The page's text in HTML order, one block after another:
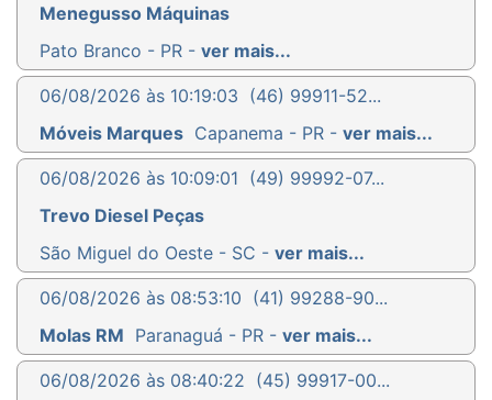
Menegusso Máquinas
Pato Branco - PR - ver mais...
06/08/2026 às 10:19:03 (46) 99911-52...
Móveis Marques Capanema - PR - ver mais...
06/08/2026 às 10:09:01 (49) 99992-07...
Trevo Diesel Peças
São Miguel do Oeste - SC - ver mais...
06/08/2026 às 08:53:10 (41) 99288-90...
Molas RM Paranaguá - PR - ver mais...
06/08/2026 às 08:40:22 (45) 99917-00...